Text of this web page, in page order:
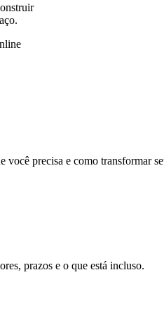
você precisa e como transformar
prazos e o que está incluso.